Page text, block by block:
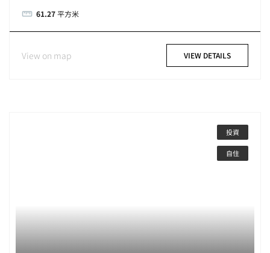
61.27平方米
View on map VIEW DETAILS
投資
自住